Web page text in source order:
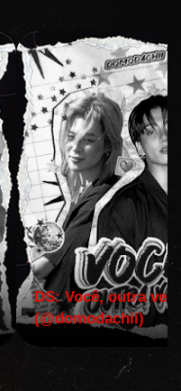
DS: Você, outra vez!
(@domodachii)